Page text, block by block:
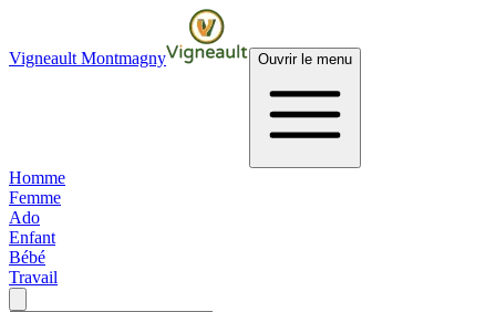
Vigneault Montmagny Ouvrir le menu
Homme
Femme
Ado
Enfant
Bébé
Travail